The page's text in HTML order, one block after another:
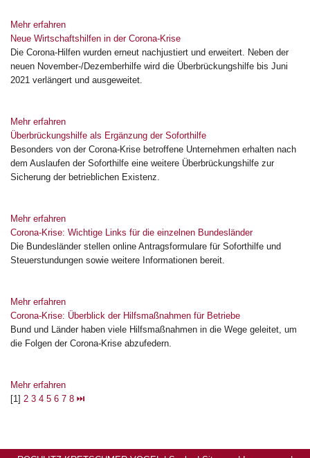
Mehr erfahren
Neue Wirtschaftshilfen in der Corona-Krise
Die Corona-Hilfen wurden erneut nachjustiert und erweitert. Neben der
neuen November-/Dezemberhilfe wird die Überbrückungshilfe bis Juni
2021 verlängert und ausgeweitet.
Mehr erfahren
Überbrückungshilfe als Ergänzung der Soforthilfe
Besonders von der Corona-Krise betroffene Unternehmen erhalten nach
dem Auslaufen der Soforthilfe eine weitere Überbrückungshilfe zur
Sicherung der betrieblichen Existenz.
Mehr erfahren
Corona-Krise: Wichtige Links für die einzelnen Bundesländer
Die Bundesländer stellen online Antragsformulare für Soforthilfe und
Steuerstundungen sowie weitere Informationen bereit.
Mehr erfahren
Corona-Krise: Überblick der Hilfsmaßnahmen für Betriebe
Bund und Länder haben viele Hilfsmaßnahmen in die Wege geleitet, um
die Folgen der Corona-Krise abzufedern.
Mehr erfahren
[1] 2 3 4 5 6 7 8 ⏭